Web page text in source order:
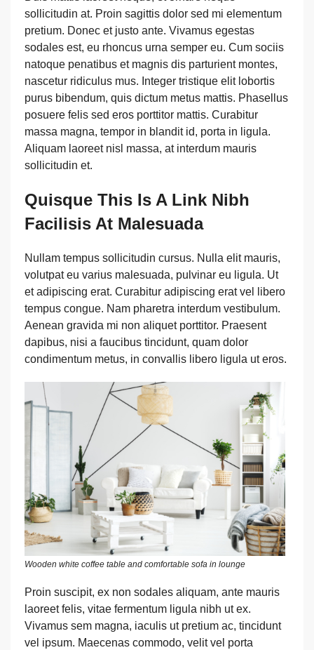
sollicitudin at. Proin sagittis dolor sed mi elementum
pretium. Donec et justo ante. Vivamus egestas
sodales est, eu rhoncus urna semper eu. Cum sociis
natoque penatibus et magnis dis parturient montes,
nascetur ridiculus mus. Integer tristique elit lobortis
purus bibendum, quis dictum metus mattis. Phasellus
posuere felis sed eros porttitor mattis. Curabitur
massa magna, tempor in blandit id, porta in ligula.
Aliquam laoreet nisl massa, at interdum mauris
sollicitudin et.
Quisque This Is A Link Nibh
Facilisis At Malesuada
Nullam tempus sollicitudin cursus. Nulla elit mauris,
volutpat eu varius malesuada, pulvinar eu ligula. Ut
et adipiscing erat. Curabitur adipiscing erat vel libero
tempus congue. Nam pharetra interdum vestibulum.
Aenean gravida mi non aliquet porttitor. Praesent
dapibus, nisi a faucibus tincidunt, quam dolor
condimentum metus, in convallis libero ligula ut eros.
Wooden white coffee table and comfortable sofa in lounge
Proin suscipit, ex non sodales aliquam, ante mauris
laoreet felis, vitae fermentum ligula nibh ut ex.
Vivamus sem magna, iaculis ut pretium ac, tincidunt
vel ipsum. Maecenas commodo, velit vel porta